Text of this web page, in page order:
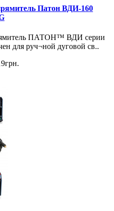
Патон ВДИ-160
ПАТОН™ ВДИ серии
для руч¬ной дуговой св..